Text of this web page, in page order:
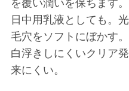
を覆い潤いを保ちます。
日中用乳液としても。
毛穴をソフトにぼかす。
白浮きしにくいクリア
来にくい。